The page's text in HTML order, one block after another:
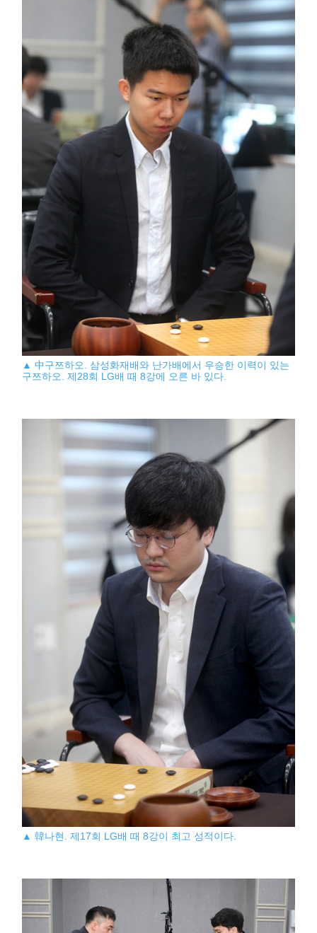
▲ 中구쯔하오. 삼성화재배와 난가배에서 우승한 이력이 있는
구쯔하오. 제28회 LG배 때 8강에 오른 바 있다.
▲ 韓나현. 제17회 LG배 때 8강이 최고 성적이다.